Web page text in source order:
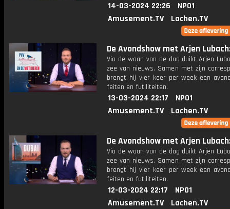
14-03-2024 22:26
NPO1
Amusement.TV
Lachen.TV
De Avondshow met Arjen
Via de waan van de dag duikt Arjen
zee van nieuws. Samen met zijn
brengt hij vier keer per week een
feiten en futiliteiten.
13-03-2024 22:17
NPO1
Amusement.TV
Lachen.TV
De Avondshow met Arjen
Via de waan van de dag duikt Arjen
zee van nieuws. Samen met zijn
brengt hij vier keer per week een
feiten en futiliteiten.
12-03-2024 22:17
NPO1
Amusement.TV
Lachen.TV